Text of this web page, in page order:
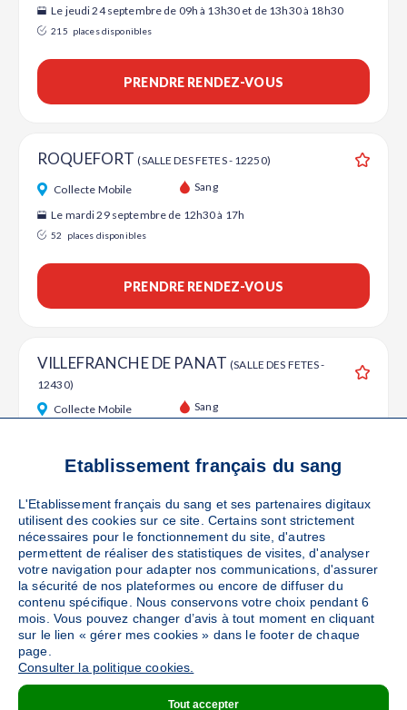
Le jeudi 24 septembre de 09h à 13h30 et de 13h30 à 18h30
215 places disponibles
PRENDRE RENDEZ-VOUS
ROQUEFORT(SALLE DES FETES - 12250)
Collecte Mobile Sang
Le mardi 29 septembre de 12h30 à 17h
52 places disponibles
PRENDRE RENDEZ-VOUS
VILLEFRANCHE DE PANAT(SALLE DES FETES -
12430)
Collecte Mobile Sang
PRENDRE RENDEZ-VOUS
SAINT AFFRIQUE(SALLE POLYVALENTE - 12400)
Collecte Mobile Sang
Le mardi 13 octobre de 09h30 à 14h et de 14h à 18h30
Du mercredi 14 au jeudi 15 octobre de 14h à 18h30
Etablissement français du sang
L'Etablissement français du sang et ses partenaires digitaux
utilisent des cookies sur ce site. Certains sont strictement
nécessaires pour le fonctionnement du site, d'autres
permettent de réaliser des statistiques de visites, d'analyser
votre navigation pour adapter nos communications, d'assurer
la sécurité de nos plateformes ou encore de diffuser du
contenu spécifique. Nous conservons votre choix pendant 6
mois. Vous pouvez changer d’avis à tout moment en cliquant
sur le lien « gérer mes cookies » dans le footer de chaque
page.
Consulter la politique cookies.
Tout accepter